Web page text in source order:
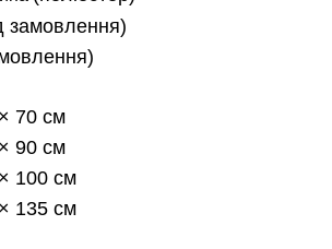
замовлення)
70 см
90 см
100 см
135 см